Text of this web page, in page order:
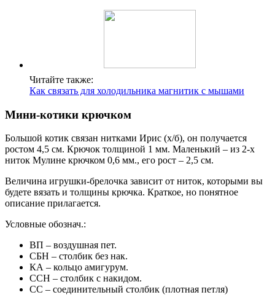
Читайте также:
Как связать для холодильника магнитик с мышами
Мини-котики крючком
Большой котик связан нитками Ирис (х/б), он получается
ростом 4,5 см. Крючок толщиной 1 мм. Маленький – из 2-х
ниток Мулине крючком 0,6 мм., его рост – 2,5 см.
Величина игрушки-брелочка зависит от ниток, которыми вы
будете вязать и толщины крючка. Краткое, но понятное
описание прилагается.
Условные обознач.:
ВП – воздушная пет.
СБН – столбик без нак.
КА – кольцо амигурум.
ССН – столбик с накидом.
СС – соединительный столбик (плотная петля)